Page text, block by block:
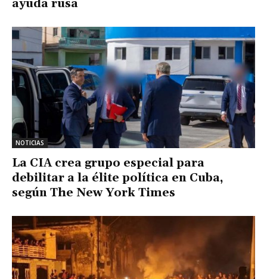
ayuda rusa
NOTICIAS
La CIA crea grupo especial para
debilitar a la élite política en Cuba,
según The New York Times